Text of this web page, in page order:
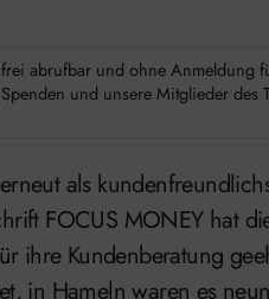
abrufbar und ohne Anmeldung
und unsere Mitglieder des
FOCUS MONEY hat
ihre Kundenberatung
in Hameln waren es